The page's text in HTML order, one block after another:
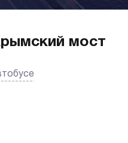
мост